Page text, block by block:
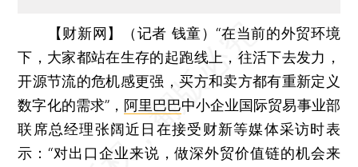
【财新网】（记者 钱童）“在当前的外贸环境
下，大家都站在生存的起跑线上，往活下去发力，
开源节流的危机感更强，买方和卖方都有重新定义
数字化的需求”， 阿里巴巴中小企业国际贸易事业部
联席总经理张阔近日在接受财新等媒体采访时表
示：“对出口企业来说，做深外贸价值链的机会来